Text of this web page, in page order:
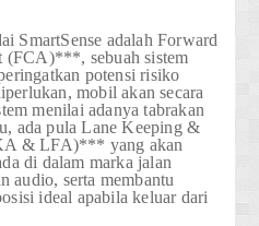
SmartSense adalahForward
(FCA)***, sebuah sistem
potensi risiko
mobil akan secara
menilai adanya tabrakan
ada pulaLane Keeping &
& LFA)*** yang akan
di dalam marka jalan
audio, serta membantu
ideal apabila keluar dari